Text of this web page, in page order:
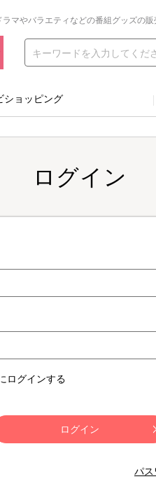
マやバラエティなどの番組グッズの販
ショッピング
ログイン
ログインする
ログイン
パ